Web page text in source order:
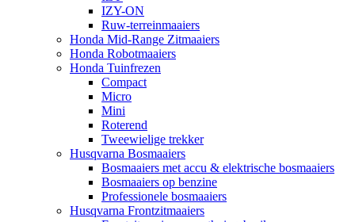
IZY-ON
Ruw-terreinmaaiers
Honda Mid-Range Zitmaaiers
Honda Robotmaaiers
Honda Tuinfrezen
Compact
Micro
Mini
Roterend
Tweewielige trekker
Husqvarna Bosmaaiers
Bosmaaiers met accu & elektrische bosmaaiers
Bosmaaiers op benzine
Professionele bosmaaiers
Husqvarna Frontzitmaaiers